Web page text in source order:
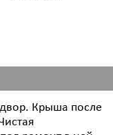
Крыша после